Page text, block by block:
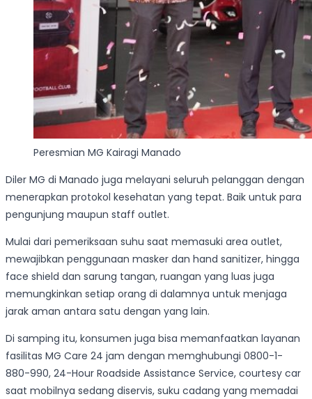
Peresmian MG Kairagi Manado
Diler MG di Manado juga melayani seluruh pelanggan dengan
menerapkan protokol kesehatan yang tepat. Baik untuk para
pengunjung maupun staff outlet.
Mulai dari pemeriksaan suhu saat memasuki area outlet,
mewajibkan penggunaan masker dan hand sanitizer, hingga
face shield dan sarung tangan, ruangan yang luas juga
memungkinkan setiap orang di dalamnya untuk menjaga
jarak aman antara satu dengan yang lain.
Di samping itu, konsumen juga bisa memanfaatkan layanan
fasilitas MG Care 24 jam dengan memghubungi 0800-1-
880-990, 24-Hour Roadside Assistance Service, courtesy car
saat mobilnya sedang diservis, suku cadang yang memadai